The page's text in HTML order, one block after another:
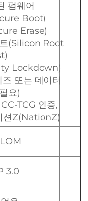
펌웨어
Boot)
Erase)
트(Silicon Root
Lockdown)
또는 데이터
요)
TCG 인증,
션Z(NationZ)
3.0